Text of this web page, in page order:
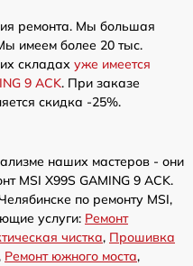
ремонта. Мы большая
имеем более 20 тыс.
складах уже имеется
9 ACK. При заказе
скидка -25%.
наших мастеров - они
MSI X99S GAMING 9 ACK.
по ремонту MSI,
услуги: Ремонт
чистка, Прошивка
Ремонт южного моста,